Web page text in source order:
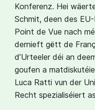
Konferenz. Hei
Schmit, deen des
Point de Vue nach
dernieft gëtt de
d’Urteeler déi an
goufen a
Luca Ratti vun der
Recht spezialiséiert